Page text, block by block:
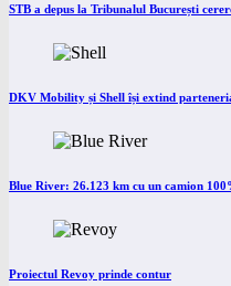
STB a depus la Tribunalul București
DKV Mobility și Shell își extind
Blue River: 26.123 km cu un camion
Proiectul Revoy prinde contur